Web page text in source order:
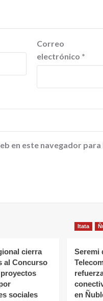
Correo
electrónico *
en este navegador para
cierra
al Concurso
sociales
Itata
Seremi
en